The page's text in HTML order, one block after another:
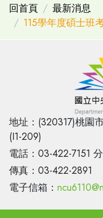
回首頁
最新消息
115學年度碩士班
地址：(320317)桃園
(I1-209)
電話：03-422-7151
傳真：03-422-2891
電子信箱：